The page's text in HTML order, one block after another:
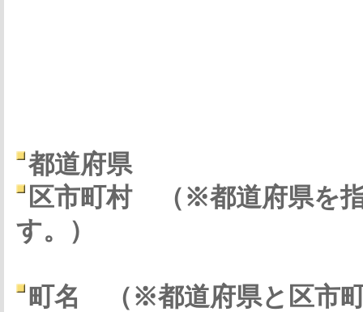
都道府県
区市町村
（※都道府県を
す。）
町名
（※都道府県と区市